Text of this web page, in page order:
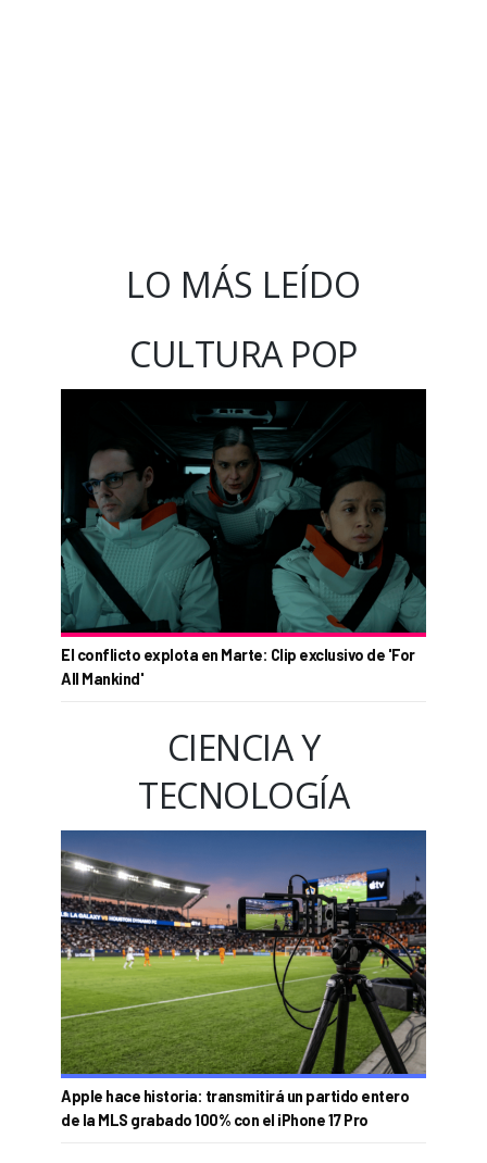
LO MÁS LEÍDO
CULTURA POP
El conflicto explota en Marte: Clip exclusivo de 'For
All Mankind'
CIENCIA Y
TECNOLOGÍA
Apple hace historia: transmitirá un partido entero
de la MLS grabado 100% con el iPhone 17 Pro